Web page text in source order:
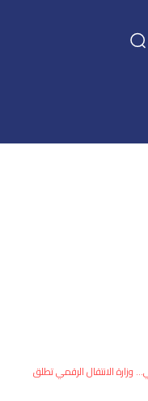
وزارة الانتقال الرقمي تطلق